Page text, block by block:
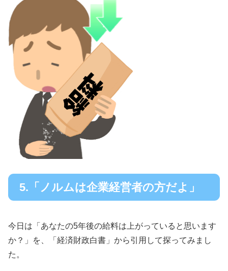
5.「ノルムは企業経営者の方だよ」
今日は「あなたの5年後の給料は上がっていると思います
か？」を、「経済財政白書」から引用して探ってみまし
た。